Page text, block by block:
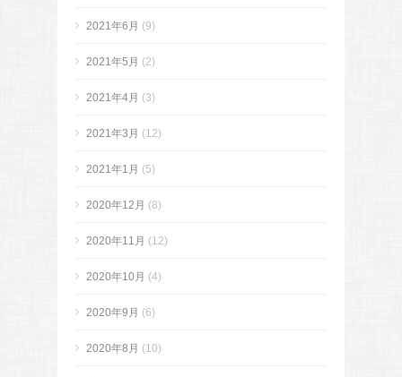
2021年6月 (9)
2021年5月 (2)
2021年4月 (3)
2021年3月 (12)
2021年1月 (5)
2020年12月 (8)
2020年11月 (12)
2020年10月 (4)
2020年9月 (6)
2020年8月 (10)